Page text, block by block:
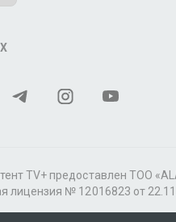
TV+ предоставлен ТОО
лицензия № 12016823 от
по подписке» для «Пакета